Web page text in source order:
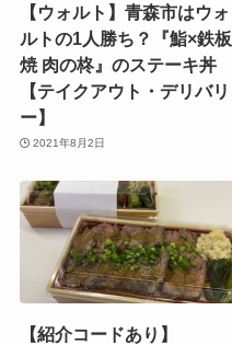
【ウォルト】青森市はウォ
ルトの1人勝ち？『鮨×鉄板
焼 肉の柊』のステーキ丼
【テイクアウト・デリバリ
ー】
2021年8月2日
【紹介コードあり】